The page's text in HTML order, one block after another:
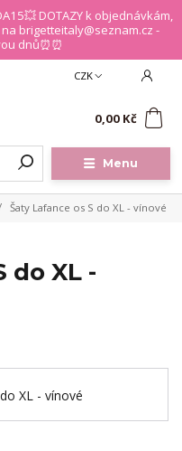
DOTAZY k objednávkám,
brigetteitaly@seznam.cz -
dnů⏰⏰
Menu
CZK
0,00 Kč
Šaty Lafance os S do XL - vínové
do XL -